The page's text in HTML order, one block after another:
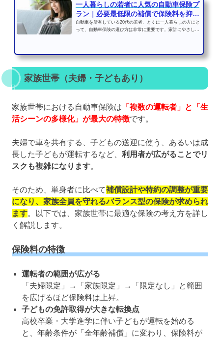
一人暮らしの若者に人気の自動車保険プ
ラン｜必要最低限の補償で保険料を抑え
る方法
自動車を所有している20代の若者、とくに一人暮らしの方にと
って、自動車保険の選び方は非常に重要です。家計にやさし
家族世帯（夫婦・子どもあり）
家族世帯における自動車保険は 「複数の運転者」と「生
活シーンの多様化」が最大の特徴です。
夫婦で車を共有する、子どもの送迎に使う、あるいは成
長した子どもが運転するなど、 利用者が広がることでリ
スクも複雑になります。
そのため、単身者に比べて補償設計や特約の調整が重要
になり、家族全員を守れるバランス型の保険が求められ
ます。以下では、家族世帯に最適な保険の考え方を詳し
く解説します。
保険料の特徴
運転者の範囲が広がる
「夫婦限定」→「家族限定」→「限定なし」と範囲
を広げるほど保険料は上昇。
子どもの免許取得が大きな転換点
高校卒業・大学進学に伴い子どもが運転を始める
と、年齢条件が「全年齢補償」に変わり、保険料が